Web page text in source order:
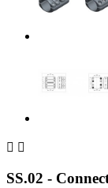
 
SS.02 -